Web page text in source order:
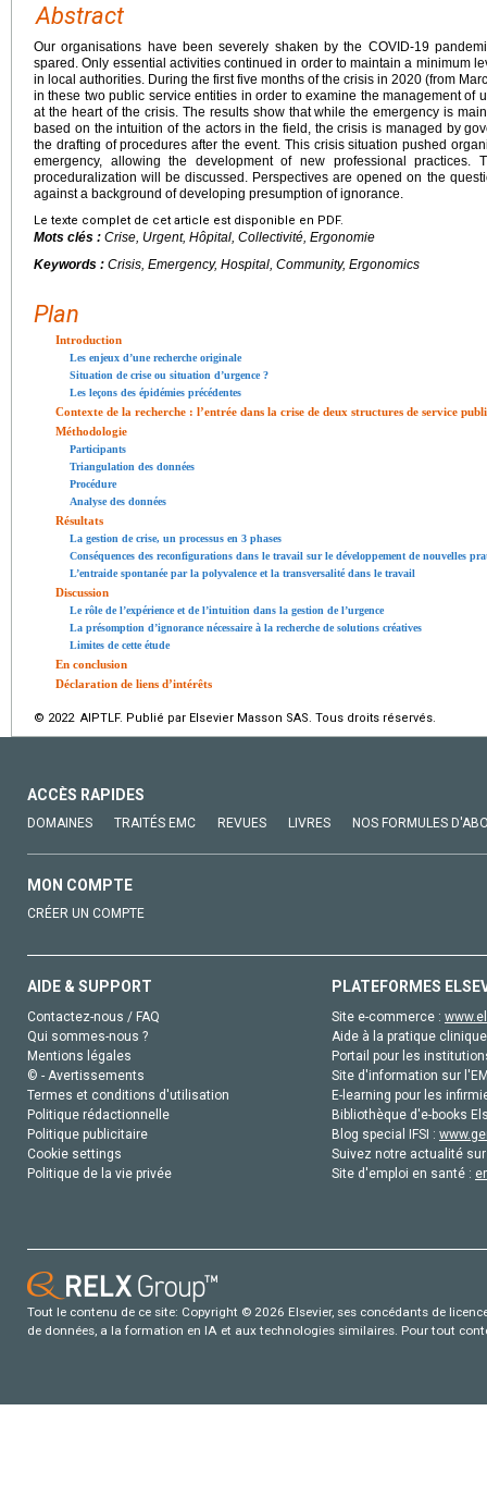
Abstract
Our organisations have been severely shaken by the COVID-19
spared. Only essential activities continued in order to maintain a minimum
in local authorities. During the first five months of the crisis in 2020 (from
in these two public service entities in order to examine the management of
at the heart of the crisis. The results show that while the emergency is
based on the intuition of the actors in the field, the crisis is managed by
the drafting of procedures after the event. This crisis situation pushed
emergency, allowing the development of new professional practices.
proceduralization will be discussed. Perspectives are opened on the
against a background of developing presumption of ignorance.
Le texte complet de cet article est disponible en PDF.
Mots clés : Crise, Urgent, Hôpital, Collectivité, Ergonomie
Keywords : Crisis, Emergency, Hospital, Community, Ergonomics
Plan
Introduction
Les enjeux d’une recherche originale
Situation de crise ou situation d’urgence ?
Les leçons des épidémies précédentes
Contexte de la recherche : l’entrée dans la crise de deux structures de service
Méthodologie
Participants
Triangulation des données
Procédure
Analyse des données
Résultats
La gestion de crise, un processus en 3 phases
Conséquences des reconfigurations dans le travail sur le développement de nouvelles
L’entraide spontanée par la polyvalence et la transversalité dans le travail
Discussion
Le rôle de l’expérience et de l’intuition dans la gestion de l’urgence
La présomption d’ignorance nécessaire à la recherche de solutions créatives
Limites de cette étude
En conclusion
Déclaration de liens d’intérêts
© 2022 AIPTLF. Publié par Elsevier Masson SAS. Tous droits réservés.
ACCÈS RAPIDES
DOMAINES TRAITÉS EMC REVUES LIVRES NOS FORMULES
MON COMPTE
CRÉER UN COMPTE
AIDE & SUPPORT
Contactez-nous / FAQ
Qui sommes-nous ?
Mentions légales
© - Avertissements
Termes et conditions d'utilisation
Politique rédactionnelle
Politique publicitaire
Cookie settings
Politique de la vie privée
PLATEFORMES
Site e-commerce :
Aide à la pratique
Portail pour les
Site d'information sur
E-learning pour les
Bibliothèque d'e-books
Blog special IFSI :
Suivez notre actualité
Site d'emploi en santé :
Tout le contenu de ce site: Copyright © 2026 Elsevier, ses concédants de
de données, a la formation en IA et aux technologies similaires. Pour tout